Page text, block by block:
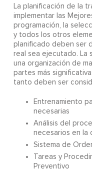
La planificación de la
implementar las
programación, la
y todos los otros
planificado deben ser
real sea ejecutado. La
una organización de
partes más
tanto deben ser
Entrenamiento
necesarias
Análisis del
necesarios en la
Sistema de
Tareas y
Preventivo